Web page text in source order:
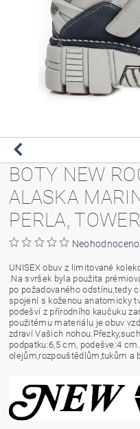
BOTY NEW
ALASKA
PERLA,
Neohodnoceno
UNISEX obuv z limitované
.Na svršek byla použita
po požadovaného odstínu,tedy
spojení s koženou anatomicky
podešví z přírodního kaučuku
použitému materiálu je obuv
zdraví Vašich
podpatku:6,5 cm, podešve:4
olejům,rozpouštědlům,tukům a